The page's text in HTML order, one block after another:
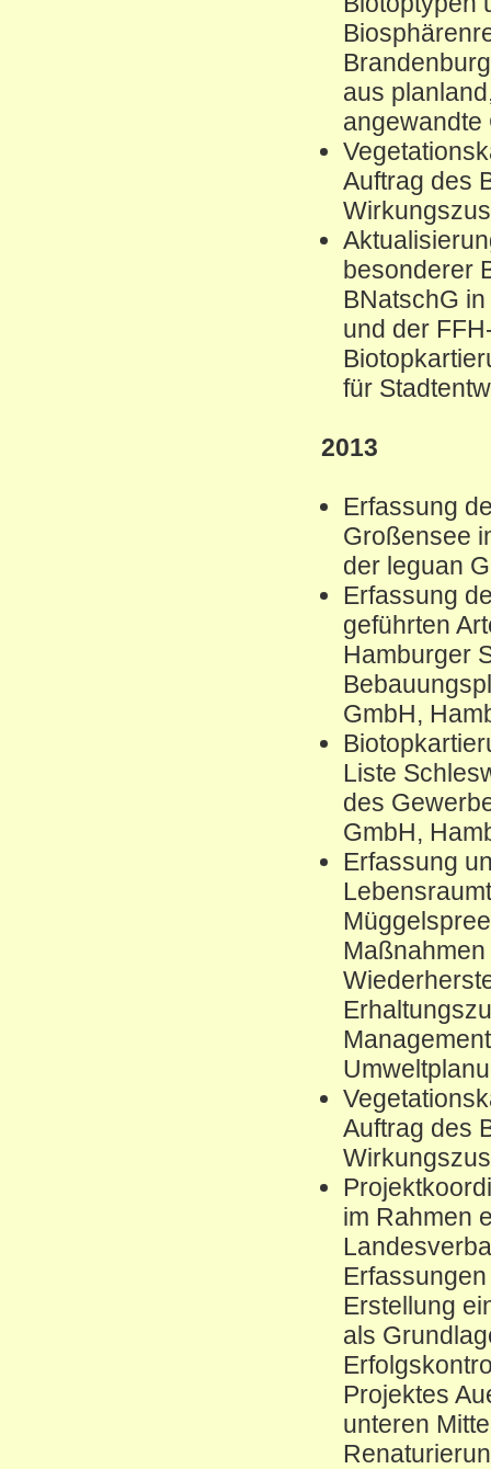
aus
Auftrag des
besonderer
BNatschG
und der
für
2013
Erfassung
Großensee
der leguan
Erfassung
geführten
Hamburger
GmbH,
Liste
des
GmbH,
Erfassung
Auftrag des
im Rahmen
Erstellung
als
Projektes
unteren